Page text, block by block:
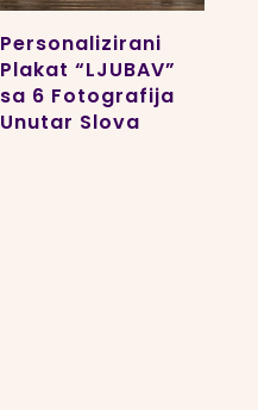
Personalizirani
Plakat “LJUBAV”
sa 6 Fotografija
Unutar Slova